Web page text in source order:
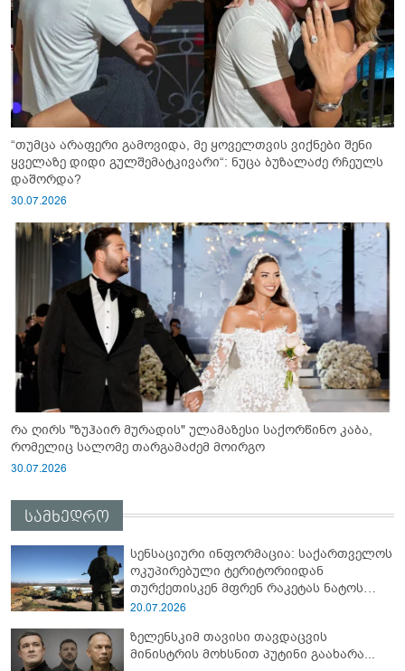
“თუმცა არაფერი გამოვიდა, მე ყოველთვის ვიქნები შენი
ყველაზე დიდი გულშემატკივარი“: ნუცა ბუზალაძე რჩეულს
დაშორდა?
30.07.2026
რა ღირს "ზუჰაირ მურადის" ულამაზესი საქორწინო კაბა,
რომელიც სალომე თარგამაძემ მოირგო
30.07.2026
სამხედრო
სენსაციური ინფორმაცია: საქართველოს
ოკუპირებული ტერიტორიიდან
თურქეთისკენ მფრენ რაკეტას ნატოს
სამიტი კინაღამ ჩაუშლია
20.07.2026
ზელენსკიმ თავისი თავდაცვის
მინისტრის მოხსნით პუტინი გაახარა...